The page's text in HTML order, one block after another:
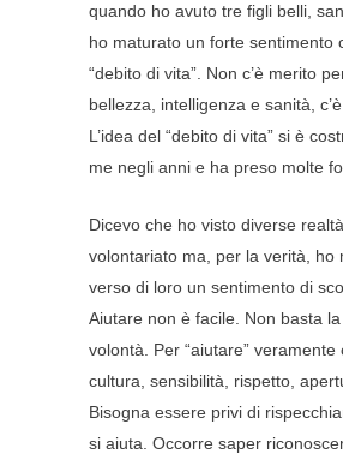
quando ho avuto tre figli belli,
ho maturato un forte sentimento
“debito di vita”. Non c’è merito
bellezza, intelligenza e sanità,
L’idea del “debito di vita” si è
me negli anni e ha preso molte
Dicevo che ho visto diverse
volontariato ma, per la verità, ho
verso di loro un sentimento di
Aiutare non è facile. Non basta
volontà. Per “aiutare” veramente
cultura, sensibilità, rispetto,
Bisogna essere privi di
si aiuta. Occorre saper